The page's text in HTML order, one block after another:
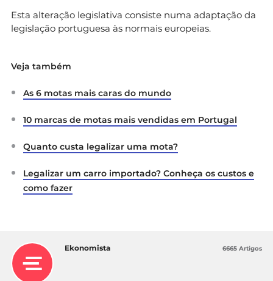
Esta alteração legislativa consiste numa adaptação da
legislação portuguesa às normais europeias.
Veja também
As 6 motas mais caras do mundo
10 marcas de motas mais vendidas em Portugal
Quanto custa legalizar uma mota?
Legalizar um carro importado? Conheça os custos e
como fazer
Ekonomista 6665 Artigos